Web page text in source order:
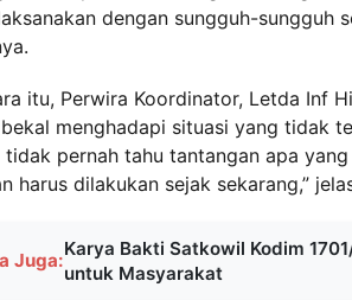
dengan sungguh-sungguh
itu, Perwira Koordinator, Letda Inf
menghadapi situasi yang tidak
pernah tahu tantangan apa
harus dilakukan sejak sekarang,”
Juga:
Karya Bakti Satkowil Kodim
untuk Masyarakat